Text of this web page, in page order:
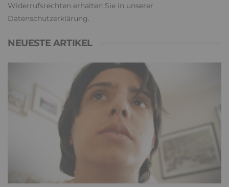
Widerrufsrechten erhalten Sie in unserer
Datenschutzerklärung.
NEUESTE ARTIKEL